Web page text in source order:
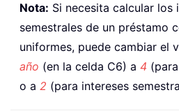
Nota: Si necesita calcular los
semestrales de un préstamo
uniformes, puede cambiar el
año (en la celda C6) a 4
o a 2 (para intereses